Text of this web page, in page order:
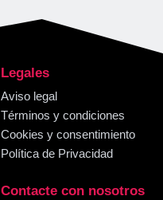
Legales
Aviso legal
Términos y condiciones
Cookies y consentimiento
Política de Privacidad
Contacte con nosotros